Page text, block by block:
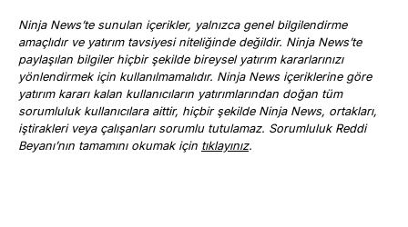
Ninja News’te sunulan içerikler, yalnızca genel bilgilendirme
amaçlıdır ve yatırım tavsiyesi niteliğinde değildir. Ninja News’te
paylaşılan bilgiler hiçbir şekilde bireysel yatırım kararlarınızı
yönlendirmek için kullanılmamalıdır. Ninja News içeriklerine göre
yatırım kararı kalan kullanıcıların yatırımlarından doğan tüm
sorumluluk kullanıcılara aittir, hiçbir şekilde Ninja News, ortakları,
iştirakleri veya çalışanları sorumlu tutulamaz. Sorumluluk Reddi
Beyanı’nın tamamını okumak için tıklayınız.